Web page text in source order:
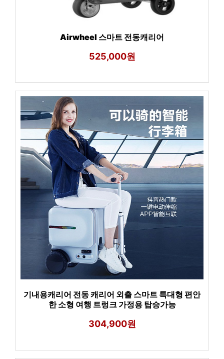
Airwheel 스마트 전동캐리어
525,000원
기내용캐리어 전동 캐리어 외출 스마트 특대형 편안
한 소형 여행 트렁크 가정용 탑승가능
304,900원